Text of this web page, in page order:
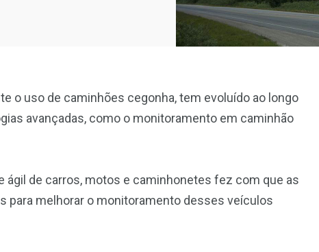
o uso de caminhões cegonha, tem evoluído ao longo
avançadas, como o monitoramento em caminhão
de carros, motos e caminhonetes fez com que as
melhorar o monitoramento desses veículos